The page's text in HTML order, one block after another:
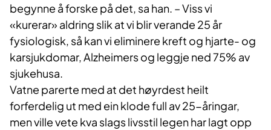
begynne å forske på det, sa han. – Viss vi
«kurerar» aldring slik at vi blir verande 25 år
fysiologisk, så kan vi eliminere kreft og hjarte- og
karsjukdomar, Alzheimers og leggje ned 75% av
sjukehusa.
Vatne parerte med at det høyrdest heilt
forferdelig ut med ein klode full av 25-åringar,
men ville vete kva slags livsstil legen har lagt opp